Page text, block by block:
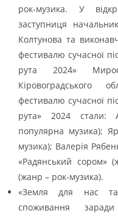
рок-музика. У
заступниця
Колтунова та
фестивалю сучасної
рута 2024»
Кіровоградського
фестивалю сучасної
рута» 2024 стали:
популярна музика);
музика); Валерія
«Радянський сором»
(жанр – рок-музика).
«Земля для нас та
споживання